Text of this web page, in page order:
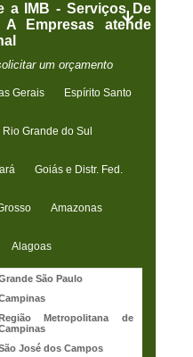
a IMB - Serviços De
Empresas atende
um orçamento
Gerais Espírito Santo
Rio Grande do Sul
Goiás e Distr. Fed.
Amazonas
Alagoas
São Paulo
Metropolitana de
José dos Campos